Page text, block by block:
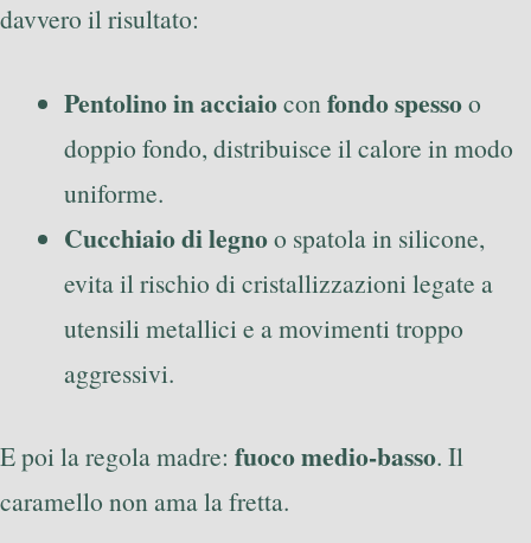
davvero il risultato:
Pentolino in acciaiocon fondo spessoo
doppio fondo, distribuisce il calore in modo
uniforme.
Cucchiaio di legnoo spatola in silicone,
evita il rischio di cristallizzazioni legate a
utensili metallici e a movimenti troppo
aggressivi.
E poi la regola madre: fuoco medio-basso. Il
caramello non ama la fretta.